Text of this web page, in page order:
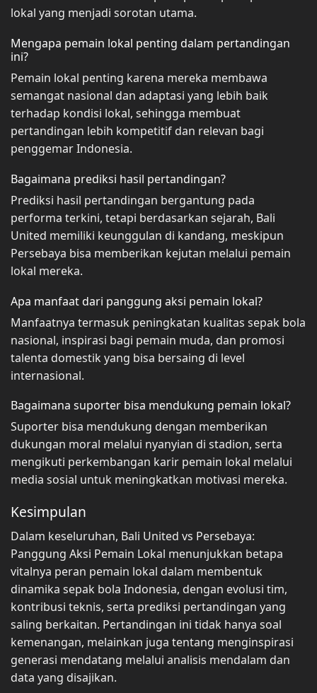
lokal yang menjadi sorotan utama.
Mengapa pemain lokal penting dalam pertandingan
ini?
Pemain lokal penting karena mereka membawa
semangat nasional dan adaptasi yang lebih baik
terhadap kondisi lokal, sehingga membuat
pertandingan lebih kompetitif dan relevan bagi
penggemar Indonesia.
Bagaimana prediksi hasil pertandingan?
Prediksi hasil pertandingan bergantung pada
performa terkini, tetapi berdasarkan sejarah, Bali
United memiliki keunggulan di kandang, meskipun
Persebaya bisa memberikan kejutan melalui pemain
lokal mereka.
Apa manfaat dari panggung aksi pemain lokal?
Manfaatnya termasuk peningkatan kualitas sepak bola
nasional, inspirasi bagi pemain muda, dan promosi
talenta domestik yang bisa bersaing di level
internasional.
Bagaimana suporter bisa mendukung pemain lokal?
Suporter bisa mendukung dengan memberikan
dukungan moral melalui nyanyian di stadion, serta
mengikuti perkembangan karir pemain lokal melalui
media sosial untuk meningkatkan motivasi mereka.
Kesimpulan
Dalam keseluruhan, Bali United vs Persebaya:
Panggung Aksi Pemain Lokal menunjukkan betapa
vitalnya peran pemain lokal dalam membentuk
dinamika sepak bola Indonesia, dengan evolusi tim,
kontribusi teknis, serta prediksi pertandingan yang
saling berkaitan. Pertandingan ini tidak hanya soal
kemenangan, melainkan juga tentang menginspirasi
generasi mendatang melalui analisis mendalam dan
data yang disajikan.